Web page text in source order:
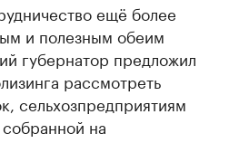
ещё более
и полезным обеим
губернатор предложил
рассмотреть
сельхозпредприятиям
на